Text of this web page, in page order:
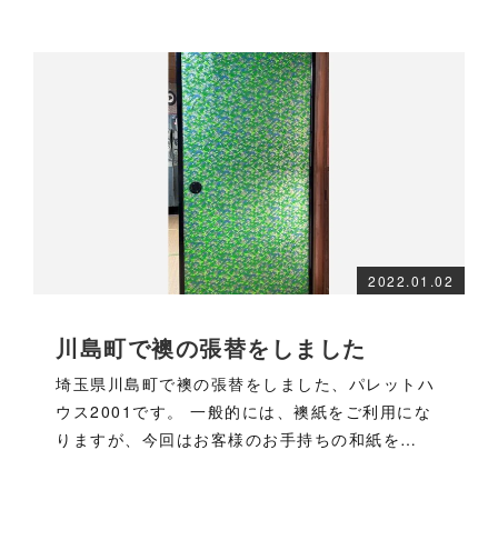
2022.01.02
川島町で襖の張替をしました
埼玉県川島町で襖の張替をしました、パレットハ
ウス2001です。 一般的には、襖紙をご利用にな
りますが、今回はお客様のお手持ちの和紙を…